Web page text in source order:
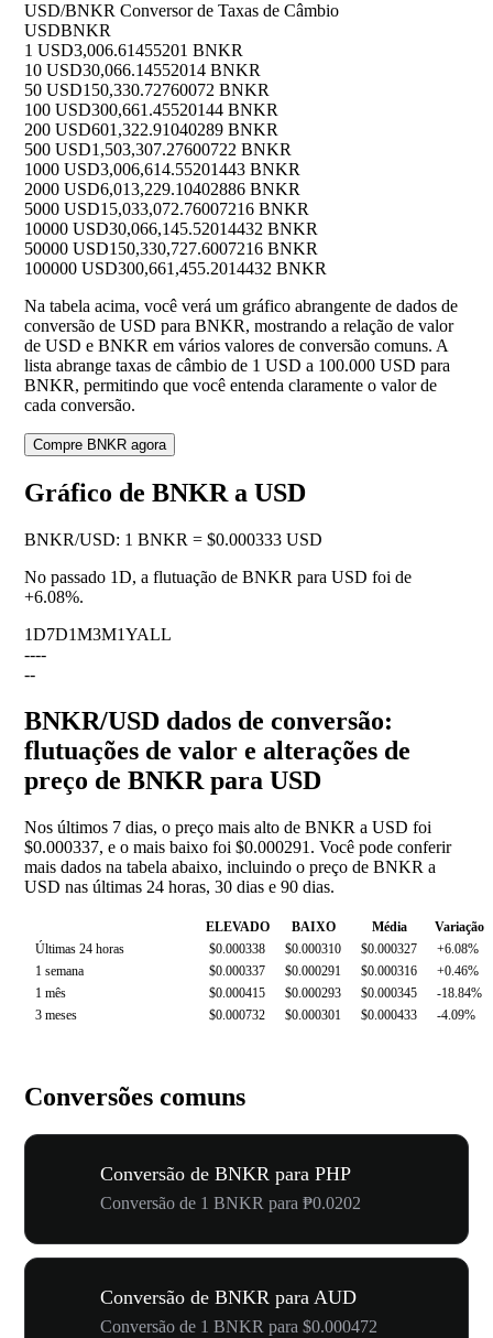
USD/BNKR Conversor de Taxas de Câmbio
USDBNKR
1 USD3,006.61455201 BNKR
10 USD30,066.14552014 BNKR
50 USD150,330.72760072 BNKR
100 USD300,661.45520144 BNKR
200 USD601,322.91040289 BNKR
500 USD1,503,307.27600722 BNKR
1000 USD3,006,614.55201443 BNKR
2000 USD6,013,229.10402886 BNKR
5000 USD15,033,072.76007216 BNKR
10000 USD30,066,145.52014432 BNKR
50000 USD150,330,727.6007216 BNKR
100000 USD300,661,455.2014432 BNKR
Na tabela acima, você verá um gráfico abrangente de dados de
conversão de USD para BNKR, mostrando a relação de valor
de USD e BNKR em vários valores de conversão comuns. A
lista abrange taxas de câmbio de 1 USD a 100.000 USD para
BNKR, permitindo que você entenda claramente o valor de
cada conversão.
Compre BNKR agora
Gráfico de BNKR a USD
BNKR/USD: 1 BNKR = $0.000333 USD
No passado 1D, a flutuação de BNKR para USD foi de
+6.08%.
1D7D1M3M1YALL
----
--
BNKR/USD dados de conversão:
flutuações de valor e alterações de
preço de BNKR para USD
Nos últimos 7 dias, o preço mais alto de BNKR a USD foi
$0.000337, e o mais baixo foi $0.000291. Você pode conferir
mais dados na tabela abaixo, incluindo o preço de BNKR a
USD nas últimas 24 horas, 30 dias e 90 dias.
ELEVADO BAIXO Média
Variação
Últimas 24 horas
$0.000338 $0.000310 $0.000327
+6.08%
1 semana
$0.000337 $0.000291 $0.000316
+0.46%
1 mês
$0.000415 $0.000293 $0.000345
-18.84%
3 meses
$0.000732 $0.000301 $0.000433 -4.09%
Conversões comuns
Conversão de BNKR para PHP
Conversão de 1 BNKR para ₱0.0202
Conversão de BNKR para AUD
Conversão de 1 BNKR para $0.000472